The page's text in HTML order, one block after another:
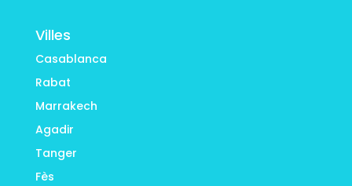
Villes
Casablanca
Rabat
Marrakech
Agadir
Tanger
Fès